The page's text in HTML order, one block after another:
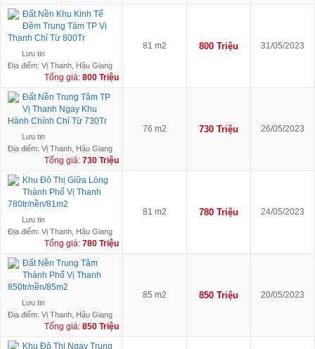
Đất Nền Khu Kinh Tế
Đêm Trung Tâm TP Vị
Thanh Chỉ Từ 800Tr
Lưu tin
Địa điểm: Vị Thanh, Hậu Giang
Tổng giá: 800 Triệu
81 m2 800 Triệu 31/05/2023
Đất Nền Trung Tâm TP
Vị Thanh Ngay Khu
Hành Chính Chỉ Từ 730Tr
Lưu tin
Địa điểm: Vị Thanh, Hậu Giang
Tổng giá: 730 Triệu
76 m2 730 Triệu 26/05/2023
Khu Đô Thị Giữa Lòng
Thành Phố Vị Thanh
780tr/nền/81m2
Lưu tin
Địa điểm: Vị Thanh, Hậu Giang
Tổng giá: 780 Triệu
81 m2 780 Triệu 24/05/2023
Đất Nền Trung Tâm
Thành Phố Vị Thanh
850tr/nền/85m2
Lưu tin
Địa điểm: Vị Thanh, Hậu Giang
Tổng giá: 850 Triệu
85 m2 850 Triệu 20/05/2023
Khu Đô Thị Ngay Trung